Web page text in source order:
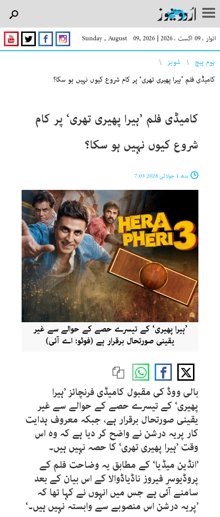
اتوار ، 09 اگست ، 2026 |
Sunday , August 09, 2026
You are here
ہوم پیچ
شوبز
کامیڈی فلم ’ہیرا پھیری تھری‘ پر کام شروع کیوں نہیں ہو سکا؟
کامیڈی فلم ’ہیرا پھیری تھری‘ پر کام
شروع کیوں نہیں ہو سکا؟
بدھ 1 جولائی 2026 7:03
’ہیرا پھیری‘ کے تیسرے حصے کے حوالے سے غیر
یقینی صورتحال برقرار ہے (فوٹو: اے آئی)
بالی ووڈ کی مقبول کامیڈی فرنچائز ’ہیرا
پھیری‘ کے تیسرے حصے کے حوالے سے غیر
یقینی صورتحال برقرار ہے، جبکہ معروف ہدایت
کار پریہ درشن نے واضح کر دیا ہے کہ وہ اس
وقت ’ہیرا پھیری تھری‘ کا حصہ نہیں ہیں۔
’انڈین میڈیا‘ کے مطابق یہ وضاحت فلم کے
پروڈیوسر فیروز ناڈیاڈوالا کے اس بیان کے بعد
سامنے آئی ہے جس میں انہوں نے کہا تھا کہ
’پریہ درشن اس منصوبے سے وابستہ نہیں ہیں۔‘